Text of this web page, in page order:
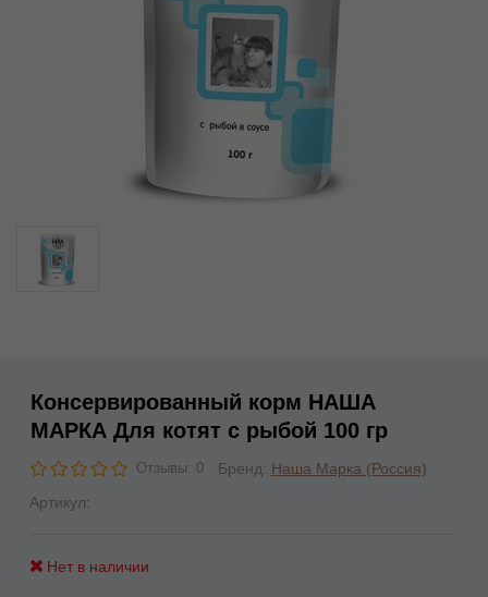
Консервированный корм НАША
МАРКА Для котят с рыбой 100 гр
Отзывы: 0 Бренд: Наша Марка (Россия)
Артикул:
Нет в наличии